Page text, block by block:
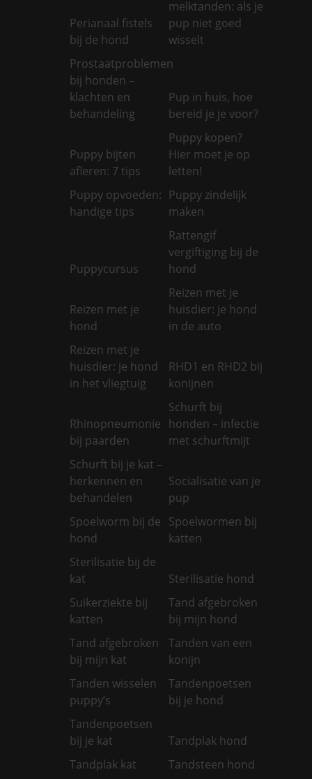
Perianaal fistels
bij de hond
melktanden: als je
pup niet goed
wisselt
Prostaatproblemen
bij honden –
klachten en
behandeling
Pup in huis, hoe
bereid je je voor?
Puppy bijten
afleren: 7 tips
Puppy kopen?
Hier moet je op
letten!
Puppy opvoeden:
handige tips
Puppy zindelijk
maken
Puppycursus
Rattengif
vergiftiging bij de
hond
Reizen met je
hond
Reizen met je
huisdier: je hond
in de auto
Reizen met je
huisdier: je hond
in het vliegtuig
RHD1 en RHD2 bij
konijnen
Rhinopneumonie
bij paarden
Schurft bij
honden – infectie
met schurftmijt
Schurft bij je kat –
herkennen en
behandelen
Socialisatie van je
pup
Spoelworm bij de
hond
Spoelwormen bij
katten
Sterilisatie bij de
kat
Sterilisatie hond
Suikerziekte bij
katten
Tand afgebroken
bij mijn hond
Tand afgebroken
bij mijn kat
Tanden van een
konijn
Tanden wisselen
puppy’s
Tandenpoetsen
bij je hond
Tandenpoetsen
bij je kat
Tandplak hond
Tandplak kat
Tandsteen hond